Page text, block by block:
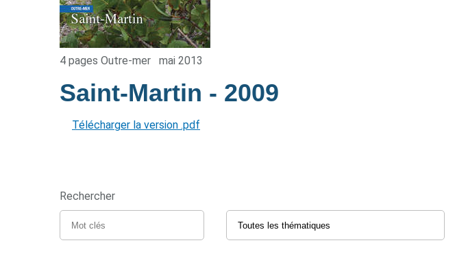
4 pages Outre-mer mai 2013
Saint-Martin - 2009
Télécharger la version .pdf
Rechercher